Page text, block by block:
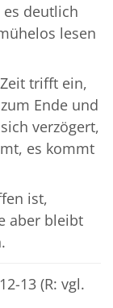
deutlich
lesen
trifft ein,
Ende und
verzögert,
es kommt
ist,
aber bleibt
13 (R: vgl.